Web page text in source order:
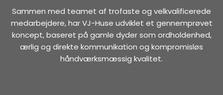
Sammen med teamet af trofaste og velkvalificerede
medarbejdere, har VJ-Huse udviklet et gennemprøvet
koncept, baseret på gamle dyder som ordholdenhed,
ærlig og direkte kommunikation og kompromisløs
håndværksmæssig kvalitet.